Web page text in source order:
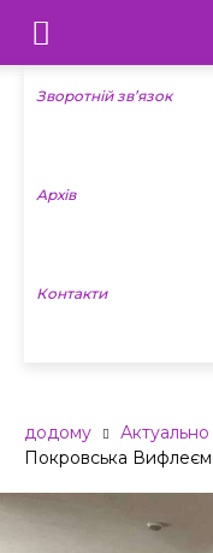
Телебачення
«Капрі»
Новини
Зворотній зв’язок
Архів
Контакти
додому Актуально
Покровська